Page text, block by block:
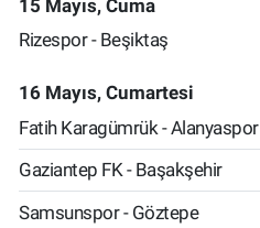
15 Mayıs, Cuma
Rizespor - Beşiktaş
16 Mayıs, Cumartesi
Fatih Karagümrük - Alanyaspor
Gaziantep FK - Başakşehir
Samsunspor - Göztepe